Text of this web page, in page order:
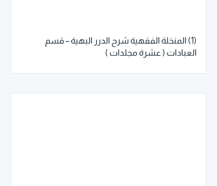
(1) المنخلة الفقهية شرح الدرر البهية – قسم
العبادات ( عشرة مجلدات )